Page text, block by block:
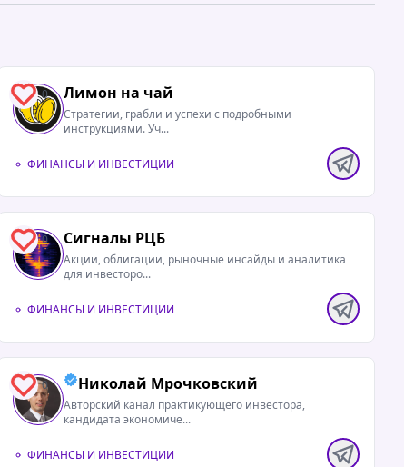
0 Лимон на чай
Стратегии, грабли и успехи с подробными
инструкциями. Уч...
ФИНАНСЫ И ИНВЕСТИЦИИ
0 Сигналы РЦБ
Акции, облигации, рыночные инсайды и аналитика
для инвесторо...
ФИНАНСЫ И ИНВЕСТИЦИИ
0 Николай Мрочковский
Авторский канал практикующего инвестора,
кандидата экономиче...
ФИНАНСЫ И ИНВЕСТИЦИИ